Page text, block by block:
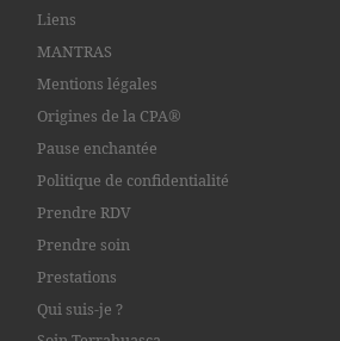
Liens
MANTRAS
Mentions légales
Origines de la CPA®
Pause enchantée
Politique de confidentialité
Prendre RDV
Prendre soin
Prestations
Qui suis-je ?